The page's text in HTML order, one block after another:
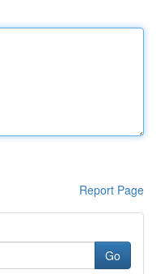
Report Page
Go